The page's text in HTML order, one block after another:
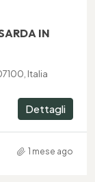
IN
Italia
Dettagli
1 mese ago